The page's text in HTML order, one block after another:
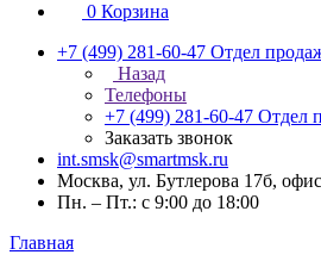
0 Корзина
+7 (499) 281-60-47 Отдел
Назад
Телефоны
+7 (499) 281-60-47 Отдел
Заказать звонок
int.smsk@smartmsk.ru
Москва, ул. Бутлерова 17б,
Пн. – Пт.: с 9:00 до 18:00
Главная